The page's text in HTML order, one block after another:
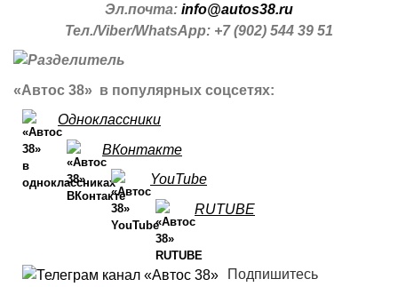
Эл.почта: info@autos38.ru
Тел./Viber/WhatsApp: +7 (902) 544 39 51
«Автос 38» в популярных соцсетях:
Одноклассники
ВКонтакте
YouTube
RUTUBE
Подпишитесь